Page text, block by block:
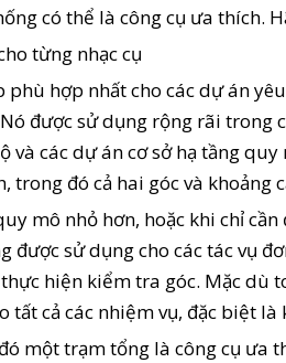
có thể là công cụ ưa thích.
từng nhạc cụ
hợp nhất cho các dự án
được sử dụng rộng rãi trong
và các dự án cơ sở hạ tầng
trong đó cả hai góc và khoảng
mô nhỏ hơn, hoặc khi chỉ
được sử dụng cho các tác vụ
hiện kiểm tra góc. Mặc dù
tất cả các nhiệm vụ, đặc biệt
một trạm tổng là công cụ ưa